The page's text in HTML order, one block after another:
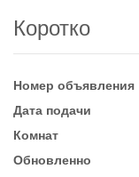
Коротко
Номер объявления
Дата подачи
Комнат
Обновленно